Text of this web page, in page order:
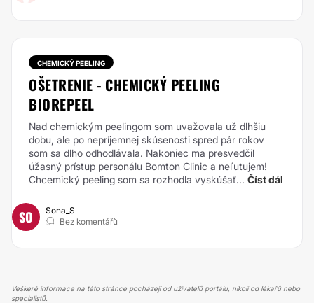
CHEMICKÝ PEELING
OŠETRENIE - CHEMICKÝ PEELING
BIOREPEEL
Nad chemickým peelingom som uvažovala už dlhšiu
dobu, ale po nepríjemnej skúsenosti spred pár rokov
som sa dlho odhodlávala. Nakoniec ma presvedčil
úžasný prístup personálu Bomton Clinic a neľutujem!
Chcemický peeling som sa rozhodla vyskúšať... Číst dál
SO
Sona_S
Bez komentářů
Veškeré informace na této stránce pocházejí od uživatelů portálu, nikoli od lékařů nebo
specialistů.